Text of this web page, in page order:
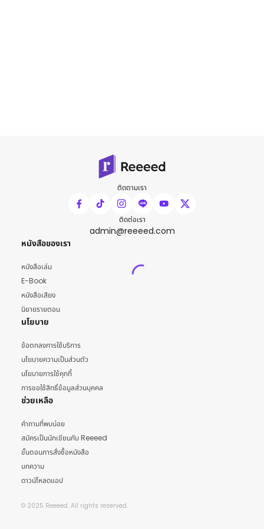
ติดตามเรา
ติดต่อเรา
admin@reeeed.com
หนังสือของเรา
หนังสือเล่ม
E-Book
หนังสือเสียง
นิยายรายตอน
นโยบาย
ข้อตกลงการใช้บริการ
นโยบายความเป็นส่วนตัว
นโยบายการใช้คุกกี้
การขอใช้สิทธิ์ข้อมูลส่วนบุคคล
ช่วยเหลือ
คำถามที่พบบ่อย
สมัครเป็นนักเขียนกับ Reeeed
ขั้นตอนการสั่งซื้อหนังสือ
บทความ
ดาวน์โหลดแอป
© 2025 Reeeed. All rights reserved.